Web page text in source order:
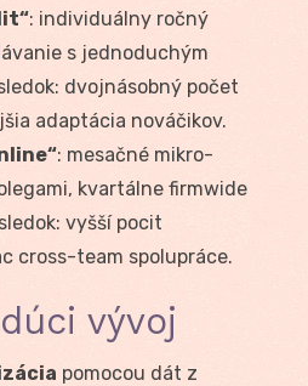
: individuálny ročný
s jednoduchým
dvojnásobný počet
adaptácia nováčikov.
: mesačné mikro-
kvartálne firmwide
vyšší pocit
cross-team spolupráce.
vývoj
pomocou dát z